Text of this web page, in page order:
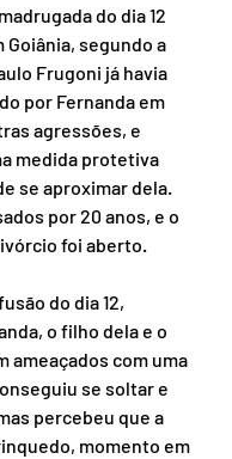
do dia 12
Goiânia, segundo a
Frugoni já havia
por Fernanda em
agressões, e
medida protetiva
se aproximar dela.
por 20 anos, e o
foi aberto.
do dia 12,
o filho dela e o
ameaçados com uma
se soltar e
percebeu que a
momento em